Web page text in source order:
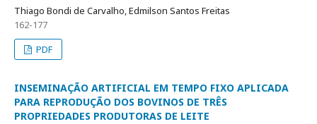
Thiago Bondi de Carvalho, Edmilson Santos Freitas
162-177
PDF
INSEMINAÇÃO ARTIFICIAL EM TEMPO FIXO APLICADA
PARA REPRODUÇÃO DOS BOVINOS DE TRÊS
PROPRIEDADES PRODUTORAS DE LEITE